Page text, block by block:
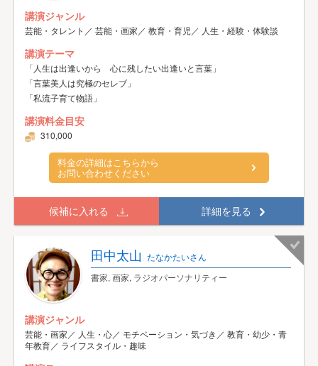
講演ジャンル
芸能・タレント／ 芸能・画家／ 教育・育児／ 人生・経験・体験談
講演テーマ
「人生は出逢いから 心に残したい出逢いと言葉」
「言葉美人は究極のセレブ」
「私流子育て物語」
講演料金目安
310,000
料金の詳細はこちらから
お問い合わせください
候補に入れる 詳細を見る
田中太山 たなかたいさん
書家, 画家, ラジオパーソナリティー
講演ジャンル
芸能・画家／ 人生・心／ モチベーション・気づき／ 教育・幼少・青
年教育／ ライフスタイル・趣味